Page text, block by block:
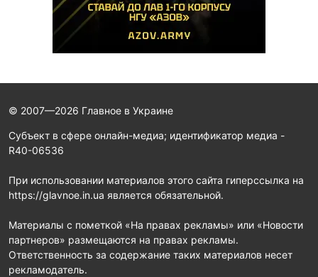
© 2007—2026 Главное в Украине
Субъект в сфере онлайн-медиа; идентификатор медиа -
R40-06536
При использовании материалов этого сайта гиперссылка на
https://glavnoe.in.ua является обязательной.
Материалы с пометкой «На правах рекламы» или «Новости
партнеров» размещаются на правах рекламы.
Ответственность за содержание таких материалов несет
рекламодатель.